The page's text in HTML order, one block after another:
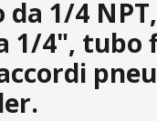
1/4
1/4", tubo